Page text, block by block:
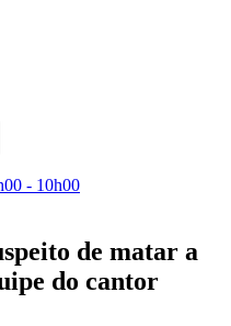
- 10h00
de matar a
do cantor